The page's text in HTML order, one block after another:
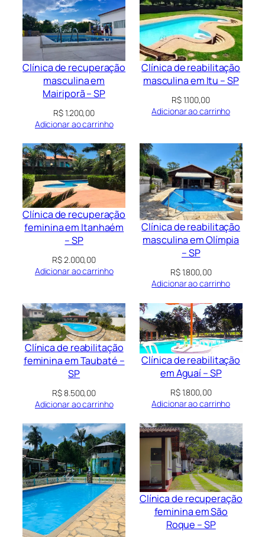
Clínica de recuperação
masculina em
Mairiporã – SP
R$1.200,00
Adicionar ao carrinho
Clínica de reabilitação
masculina em Itu – SP
R$1.100,00
Adicionar ao carrinho
Clínica de recuperação
feminina em Itanhaém
– SP
R$2.000,00
Adicionar ao carrinho
Clínica de reabilitação
masculina em Olímpia
– SP
R$1.800,00
Adicionar ao carrinho
Clínica de reabilitação
feminina em Taubaté –
SP
R$8.500,00
Adicionar ao carrinho
Clínica de reabilitação
em Aguaí – SP
R$1.800,00
Adicionar ao carrinho
Clínica de recuperação
feminina em São
Roque – SP